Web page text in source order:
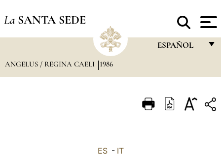
La SANTA SEDE
ESPAÑOL
ITALIANO
ANGELUS / REGINA CAELI 1986
ES- IT